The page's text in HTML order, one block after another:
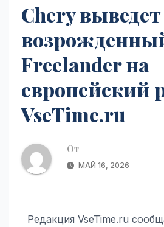
Chery выведет
Freelander на
европейский
VseTime.ru
От
МАЙ 16, 2026
Редакция VseTime.ru